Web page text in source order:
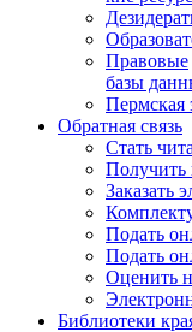
Правовые
базы
Пермская
Обратная связь
Стать
Получить
Заказать
Подать
Подать
Оценить
Библиотеки